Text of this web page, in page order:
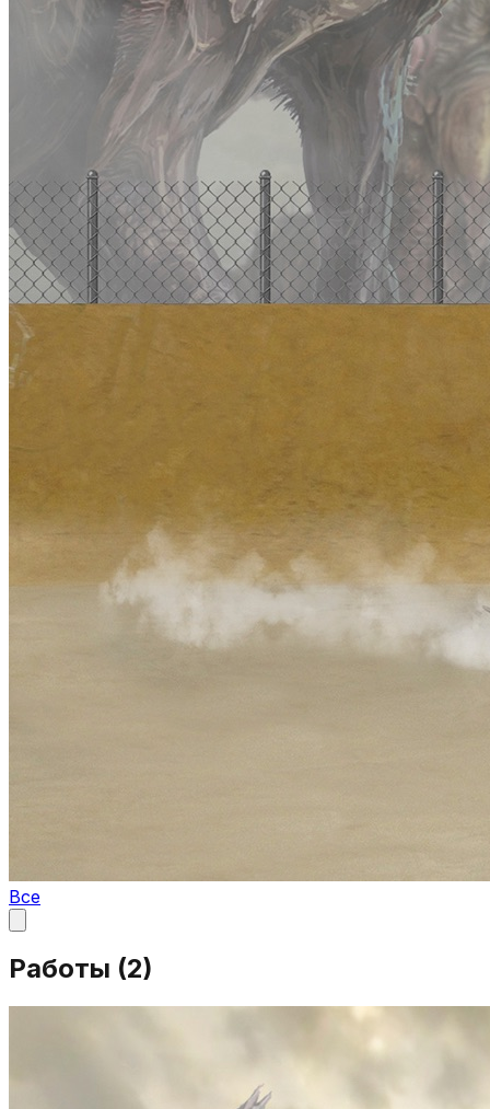
Все
Работы (2)